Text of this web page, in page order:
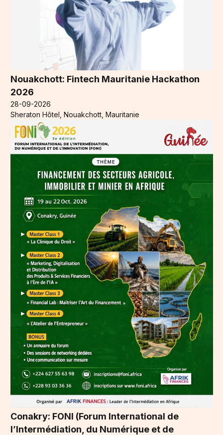
Nouakchott: Fintech Mauritanie Hackathon
2026
28-09-2026
Sheraton Hôtel, Nouakchott, Mauritanie
Conakry: FONI (Forum International de
l’Intermédiation, du Numérique et de